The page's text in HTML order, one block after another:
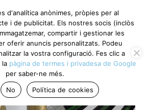
d'analítica anònimes, pròpies per al
i de publicitat. Els nostres socis
emmagatzemar, compartir i gestionar
oferir anuncis personalitzats. Podeu
la vostra configuració. Fes clic a
o lapàgina de termes i privadesa de
per saber-ne més.
No Política de cookies